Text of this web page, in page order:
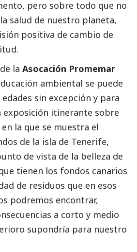
pero sobre todo que no
salud de nuestro planeta,
positiva de cambio de
la Asocación Promemar
ambiental se puede
sin excepción y para
exposición itinerante sobre
la que se muestra el
de la isla de Tenerife,
de vista de la belleza de
tienen los fondos canarios
de residuos que en esos
podremos encontrar,
a corto y medio
supondría para nuestro